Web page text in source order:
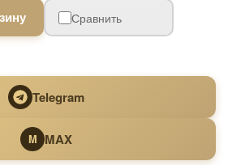
Сравнить
Telegram
M MAX